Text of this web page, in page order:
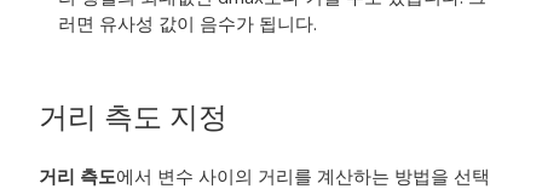
러면 유사성 값이 음수가 됩니다.
거리 측도 지정
거리 측도에서 변수 사이의 거리를 계산하는 방법을 선택